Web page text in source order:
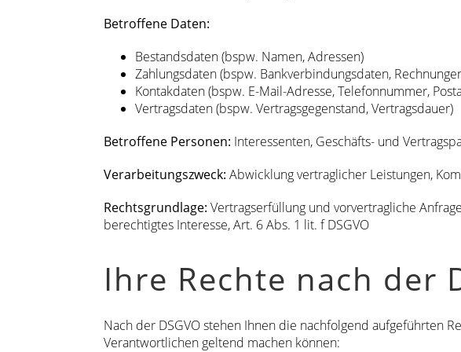
Betroffene Daten:
Bestandsdaten (bspw. Namen, Adressen)
Zahlungsdaten (bspw. Bankverbindungsdaten,
Kontakdaten (bspw. E-Mail-Adresse, Telefonnummer,
Vertragsdaten (bspw. Vertragsgegenstand, Vertragsdauer)
Betroffene Personen: Interessenten, Geschäfts- und
Verarbeitungszweck: Abwicklung vertraglicher Leistungen,
Rechtsgrundlage: Vertragserfüllung und vorvertragliche
berechtigtes Interesse, Art. 6 Abs. 1 lit. f DSGVO
Ihre Rechte nach der
Nach der DSGVO stehen Ihnen die nachfolgend aufgeführten
Verantwortlichen geltend machen können: